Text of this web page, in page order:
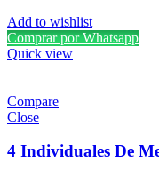
Add to wishlist
Comprar por Whatsapp
Quick view
Compare
Close
4 Individuales De